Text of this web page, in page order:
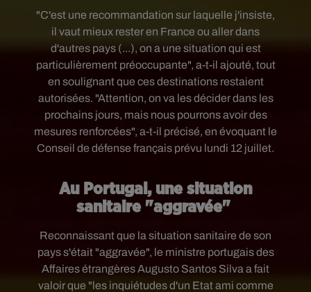
"C'est une recommandation sur laquelle j'insiste,
il vaut mieux rester en France ou aller dans
d'autres pays (...), on a une situation qui est
particulièrement préoccupante", a-t-il ajouté, tout
en soulignant que ces destinations restaient
autorisées. "Attention, on va les décider dans les
prochains jours, mais nous pourrons avoir des
mesures renforcées", a-t-il précisé, en évoquant le
Conseil de défense français prévu lundi 12 juillet.
Au Portugal, une situation
sanitaire "aggravée"
Reconnaissant que la situation sanitaire de son
pays s'était "aggravée", le ministre portugais des
Affaires étrangères Augusto Santos Silva a fait
valoir que "les inquiétudes d'un Etat ami comme